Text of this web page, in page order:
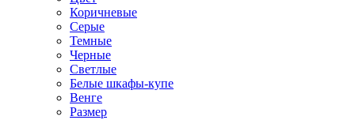
Коричневые
Серые
Темные
Черные
Светлые
Белые шкафы-купе
Венге
Размер